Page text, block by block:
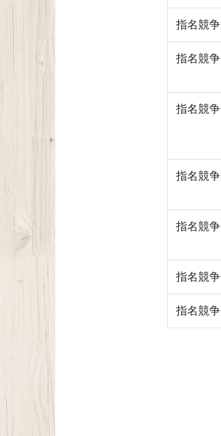
指名競争
指名競争
指名競争
指名競争
指名競争
指名競争
指名競争